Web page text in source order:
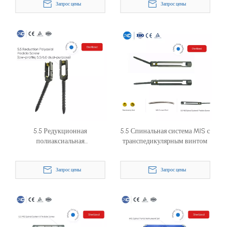
Запрос цены Запрос цены
5.5 Редукционная
полиаксиальная
система
Запрос цены
5.5 Спинальная система MIS с
транспедикулярным винтом
Запрос цены